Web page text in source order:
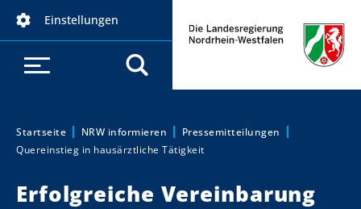
Einstellungen
Sie sind hier:
Startseite NRW informieren
Pressemitteilungen
Quereinstieg in hausärztliche Tätigkeit
Erfolgreiche Vereinbarung